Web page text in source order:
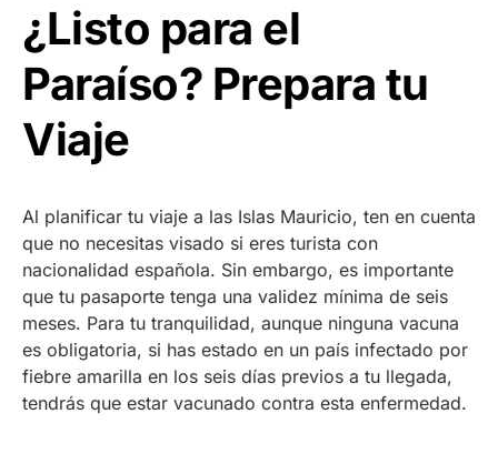
¿Listo para el
Paraíso? Prepara tu
Viaje
Al planificar tu viaje a las Islas Mauricio, ten en cuenta
que no necesitas visado si eres turista con
nacionalidad española. Sin embargo, es importante
que tu pasaporte tenga una validez mínima de seis
meses. Para tu tranquilidad, aunque ninguna vacuna
es obligatoria, si has estado en un país infectado por
fiebre amarilla en los seis días previos a tu llegada,
tendrás que estar vacunado contra esta enfermedad.